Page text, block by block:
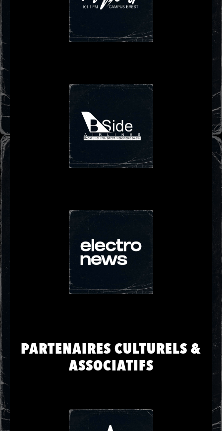
PARTENAIRES CULTURELS &
ASSOCIATIFS